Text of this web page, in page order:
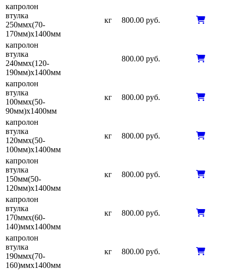
капролон
втулка
250ммх(70-
170мм)х1400мм
кг 800.00 руб.
капролон
втулка
240ммх(120-
190мм)х1400мм
800.00 руб.
капролон
втулка
100ммх(50-
90мм)х1400мм
кг 800.00 руб.
капролон
втулка
120ммх(50-
100мм)х1400мм
кг 800.00 руб.
капролон
втулка
150мм(50-
120мм)х1400мм
кг 800.00 руб.
капролон
втулка
170ммх(60-
140)ммх1400мм
кг 800.00 руб.
капролон
втулка
190ммх(70-
160)ммх1400мм
кг 800.00 руб.